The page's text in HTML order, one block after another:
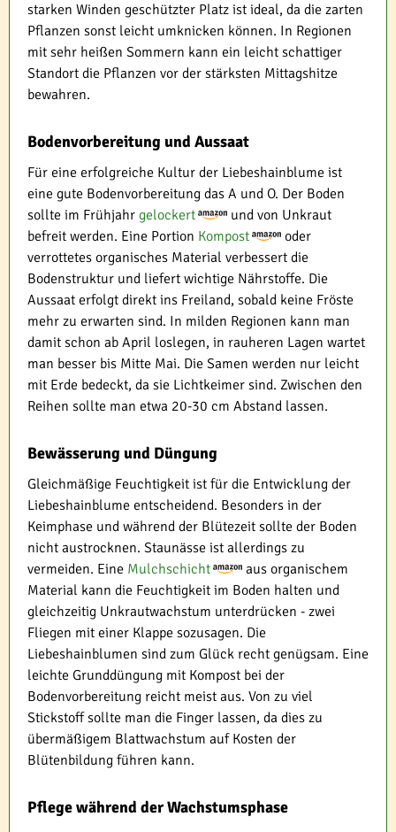
starken Winden geschützter Platz ist ideal, da die zarten
Pflanzen sonst leicht umknicken können. In Regionen
mit sehr heißen Sommern kann ein leicht schattiger
Standort die Pflanzen vor der stärksten Mittagshitze
bewahren.
Bodenvorbereitung und Aussaat
Für eine erfolgreiche Kultur der Liebeshainblume ist
eine gute Bodenvorbereitung das A und O. Der Boden
sollte im Frühjahr gelockert
und von Unkraut
befreit werden. Eine Portion Kompost
oder
verrottetes organisches Material verbessert die
Bodenstruktur und liefert wichtige Nährstoffe. Die
Aussaat erfolgt direkt ins Freiland, sobald keine Fröste
mehr zu erwarten sind. In milden Regionen kann man
damit schon ab April loslegen, in rauheren Lagen wartet
man besser bis Mitte Mai. Die Samen werden nur leicht
mit Erde bedeckt, da sie Lichtkeimer sind. Zwischen den
Reihen sollte man etwa 20-30 cm Abstand lassen.
Bewässerung und Düngung
Gleichmäßige Feuchtigkeit ist für die Entwicklung der
Liebeshainblume entscheidend. Besonders in der
Keimphase und während der Blütezeit sollte der Boden
nicht austrocknen. Staunässe ist allerdings zu
vermeiden. Eine Mulchschicht
aus organischem
Material kann die Feuchtigkeit im Boden halten und
gleichzeitig Unkrautwachstum unterdrücken - zwei
Fliegen mit einer Klappe sozusagen. Die
Liebeshainblumen sind zum Glück recht genügsam. Eine
leichte Grunddüngung mit Kompost bei der
Bodenvorbereitung reicht meist aus. Von zu viel
Stickstoff sollte man die Finger lassen, da dies zu
übermäßigem Blattwachstum auf Kosten der
Blütenbildung führen kann.
Pflege während der Wachstumsphase